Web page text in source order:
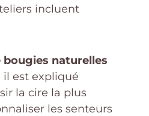
incluent
bougies naturelles
il est expliqué
la cire la plus
les senteurs